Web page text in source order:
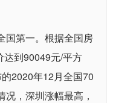
国第一。根据全国房
达到90049元/平方
2020年12月全国70
，深圳涨幅最高，